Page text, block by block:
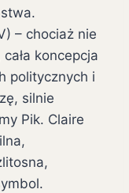
– chociaż nie
koncepcja
politycznych i
silnie
Pik. Claire